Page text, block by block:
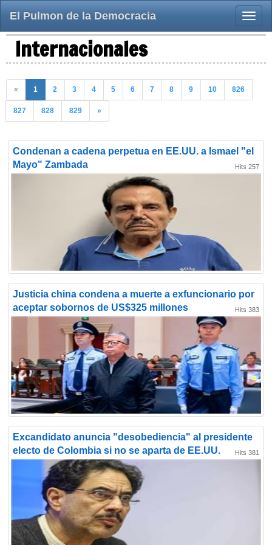
Toggle
El Pulmon de la Democracia
Internacionales
« 1 2 3 4 5 6 7 8 9 10 826
827 828 829 »
Condenan a cadena perpetua en EE.UU. a Ismael "el
Mayo" Zambada
Hits 257
Justicia china condena a muerte a exfuncionario por
aceptar sobornos de US$325 millones
Hits 383
Excandidato anuncia "desobediencia" al presidente
electo de Colombia si no se aparta de EE.UU.
Hits 381